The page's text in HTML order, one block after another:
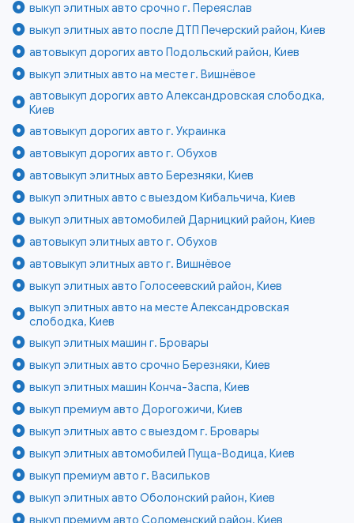
выкуп элитных авто срочно г. Переяслав
выкуп элитных авто после ДТП Печерский район, Киев
автовыкуп дорогих авто Подольский район, Киев
выкуп элитных авто на месте г. Вишнёвое
автовыкуп дорогих авто Александровская слободка,
Киев
автовыкуп дорогих авто г. Украинка
автовыкуп дорогих авто г. Обухов
автовыкуп элитных авто Березняки, Киев
выкуп элитных авто с выездом Кибальчича, Киев
выкуп элитных автомобилей Дарницкий район, Киев
автовыкуп элитных авто г. Обухов
автовыкуп элитных авто г. Вишнёвое
выкуп элитных авто Голосеевский район, Киев
выкуп элитных авто на месте Александровская
слободка, Киев
выкуп элитных машин г. Бровары
выкуп элитных авто срочно Березняки, Киев
выкуп элитных машин Конча-Заспа, Киев
выкуп премиум авто Дорогожичи, Киев
выкуп элитных авто с выездом г. Бровары
выкуп элитных автомобилей Пуща-Водица, Киев
выкуп премиум авто г. Васильков
выкуп элитных авто Оболонский район, Киев
выкуп премиум авто Соломенский район, Киев